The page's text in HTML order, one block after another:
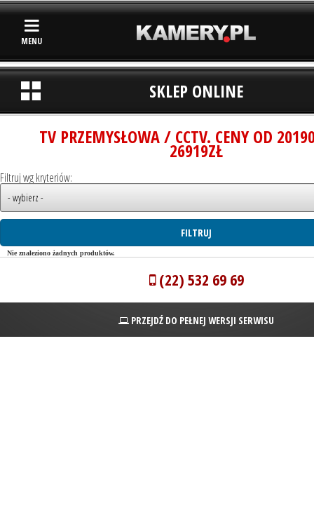
MENU
SKLEP ONLINE
TV PRZEMYSŁOWA / CCTV. CENY OD
26919ZŁ
Filtruj wg kryteriów:
Nie znaleziono żadnych produktów.
(22) 532 69 69
PRZEJDŹ DO PEŁNEJ WERSJI SERWISU